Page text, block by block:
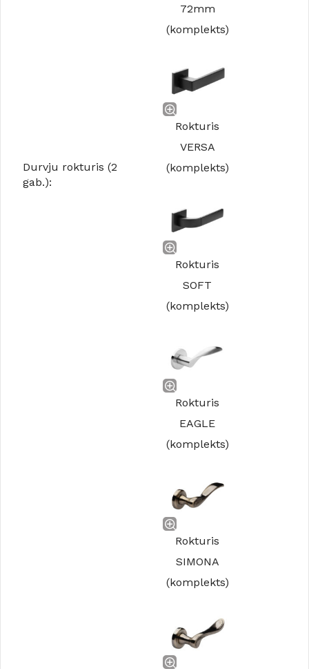
Durvju rokturis (2
gab.):
72mm
(komplekts)
Rokturis
VERSA
(komplekts)
Rokturis
SOFT
(komplekts)
Rokturis
EAGLE
(komplekts)
Rokturis
SIMONA
(komplekts)